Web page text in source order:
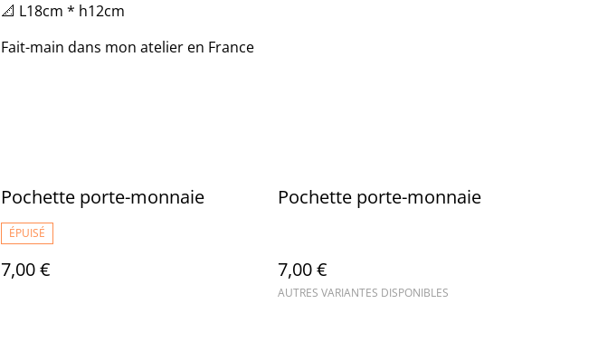
📐 L18cm * h12cm
Fait-main dans mon atelier en France
Pochette porte-monnaie
ÉPUISÉ
7,00 €
Pochette porte-monnaie
7,00 €
AUTRES VARIANTES DISPONIBLES